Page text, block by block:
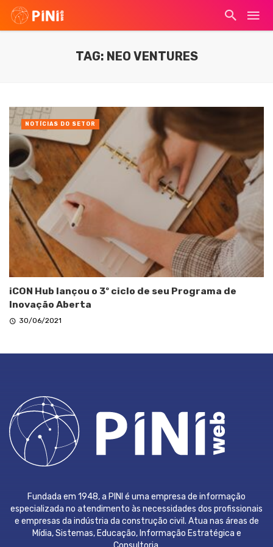
TAG: NEO VENTURES
iCON Hub lançou o 3º ciclo de seu Programa de
Inovação Aberta
30/06/2021
NOTÍCIAS DO SETOR
Fundada em 1948, a PINI é uma empresa de informação
especializada no atendimento às necessidades dos profissionais
e empresas da indústria da construção civil. Atua nas áreas de
Mídia, Sistemas, Educação, Informação Estratégica e